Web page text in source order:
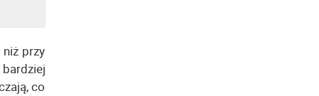
przy
co